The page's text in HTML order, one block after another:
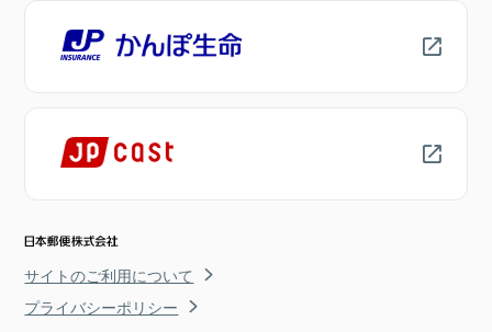
サイトのご利用について
プライバシーポリシー